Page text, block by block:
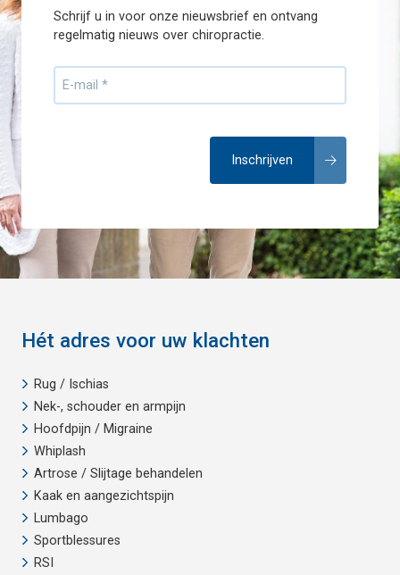
Schrijf u in voor onze nieuwsbrief en ontvang
regelmatig nieuws over chiropractie.
Hét adres voor uw klachten
Rug / Ischias
Nek-, schouder en armpijn
Hoofdpijn / Migraine
Whiplash
Artrose / Slijtage behandelen
Kaak en aangezichtspijn
Lumbago
Sportblessures
RSI